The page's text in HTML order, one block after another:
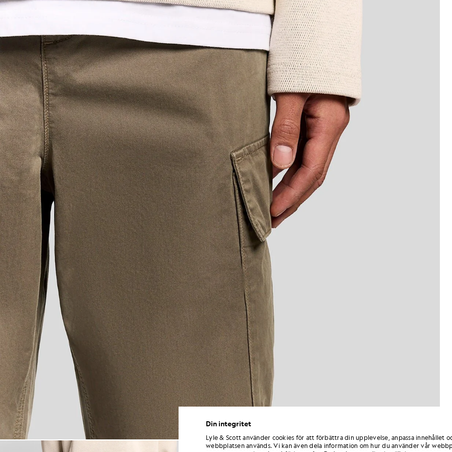
Man bär cargo-byxor med uppvikt benslut i färgen Khaki AshMan bär cargo-byxor med
Din integritet
Lyle & Scott använder cookies för att förbättra din upplevelse, anpassa innehållet
webbplatsen används. Vi kan även dela information om hur du använder vår